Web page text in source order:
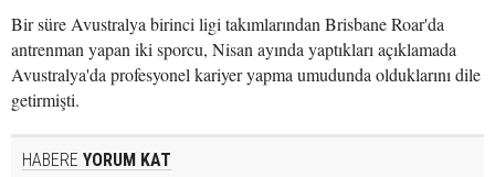
Bir süre Avustralya birinci ligi takımlarından Brisbane Roar'da
antrenman yapan iki sporcu, Nisan ayında yaptıkları açıklamada
Avustralya'da profesyonel kariyer yapma umudunda olduklarını dile
getirmişti.
HABERE YORUM KAT